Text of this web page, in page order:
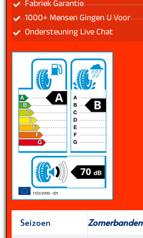
Fabriek Garantie
1000+ Mensen Gingen U Voor
Ondersteuning Live Chat
Seizoen
Zomerbanden